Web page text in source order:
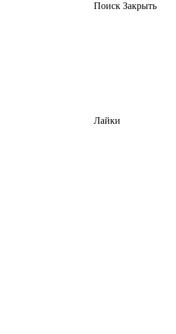
Поиск Закрыть
Лайки